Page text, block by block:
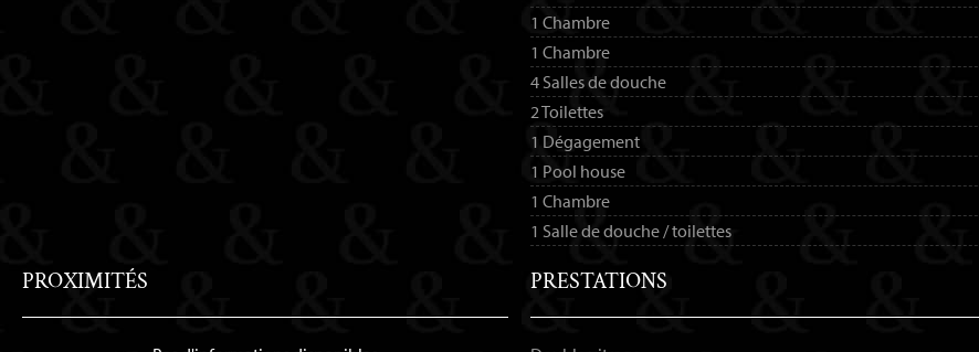
1 Chambre
1 Chambre
4 Salles de douche
2 Toilettes
1 Dégagement
1 Pool house
1 Chambre
1 Salle de douche / toilettes
PROXIMITÉS PRESTATIONS